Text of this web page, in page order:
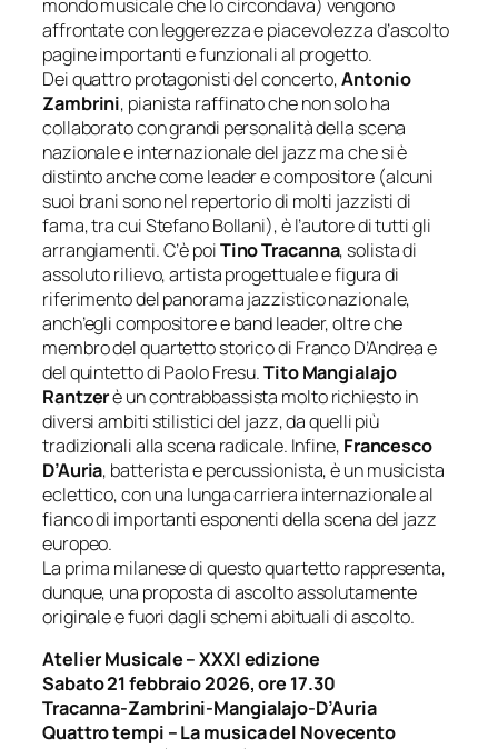
mondo musicale che lo circondava) vengono
affrontate con leggerezza e piacevolezza d’ascolto
pagine importanti e funzionali al progetto.
Dei quattro protagonisti del concerto,Antonio
Zambrini, pianista raffinato che non solo ha
collaborato con grandi personalità della scena
nazionale e internazionale del jazz ma che si è
distinto anche come leader e compositore (alcuni
suoi brani sono nel repertorio di molti jazzisti di
fama, tra cui Stefano Bollani), è l’autore di tutti gli
arrangiamenti. C’è poiTino Tracanna, solista di
assoluto rilievo, artista progettuale e figura di
riferimento del panorama jazzistico nazionale,
anch’egli compositore e band leader, oltre che
membro del quartetto storico di Franco D’Andrea e
del quintetto di Paolo Fresu.Tito Mangialajo
Rantzerè un contrabbassista molto richiesto in
diversi ambiti stilistici del jazz, da quelli più
tradizionali alla scena radicale. Infine, Francesco
D’Auria, batterista e percussionista, è un musicista
eclettico, con una lunga carriera internazionale al
fianco di importanti esponenti della scena del jazz
europeo.
La prima milanese di questo quartetto rappresenta,
dunque, una proposta di ascolto assolutamente
originale e fuori dagli schemi abituali di ascolto.
Atelier Musicale – XXXI edizione
Sabato 21 febbraio 2026, ore 17.30
Tracanna-Zambrini-Mangialajo-D’Auria
Quattro tempi – La musica del Novecento